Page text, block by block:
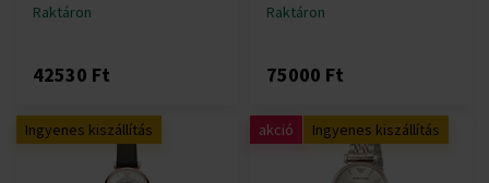
Raktáron
42530 Ft
Raktáron
75000 Ft
Ingyenes kiszállítás akció Ingyenes kiszállítás